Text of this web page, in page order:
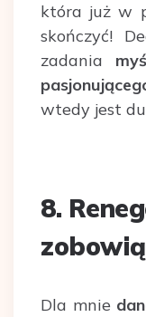
która już w
skończyć!
zadania
wtedy jest
8.
Dla mnie